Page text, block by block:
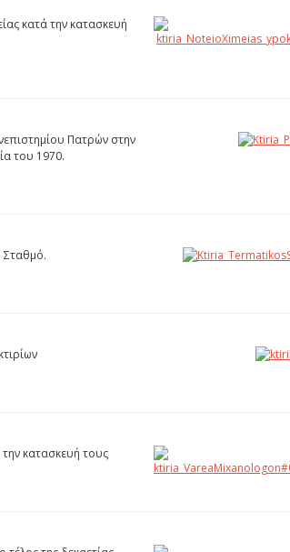
κατά την κατασκευή
Πατρών στην
του 1970.
Σταθμό.
κατασκευή τους